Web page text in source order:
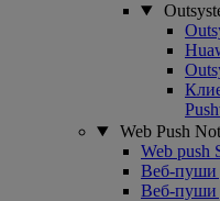
Web Push
Web push
Веб-пуши
Веб-пуши